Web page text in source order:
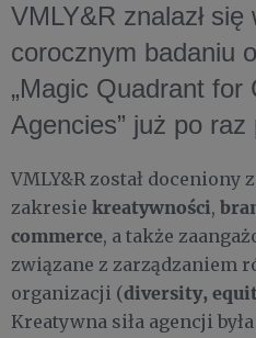
VMLY&R znalazł
corocznym badaniu
„Magic Quadrant for
Agencies” już po
VMLY&R został doceniony
zakresie kreatywności,
commerce, a także
związane z zarządzaniem
organizacji (diversity,
Kreatywna siła agencji